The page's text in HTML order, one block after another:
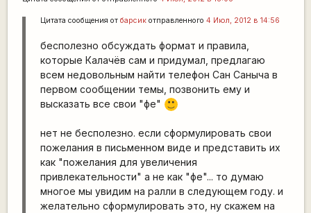
Цитата сообщения от барсикотправленного 4 Июл, 2012 в 14:56
бесполезно обсуждать формат и правила,
которые Калачёв сам и придумал, предлагаю
всем недовольным найти телефон Сан Саныча в
первом сообщении темы, позвонить ему и
высказать все свои "фе"
:)
нет не бесполезно. если сформулировать свои
пожелания в письменном виде и представить их
как "пожелания для увеличения
привлекательности" а не как "фе"... то думаю
многое мы увидим на ралли в следующем году. и
желательно сформулировать это, ну скажем на